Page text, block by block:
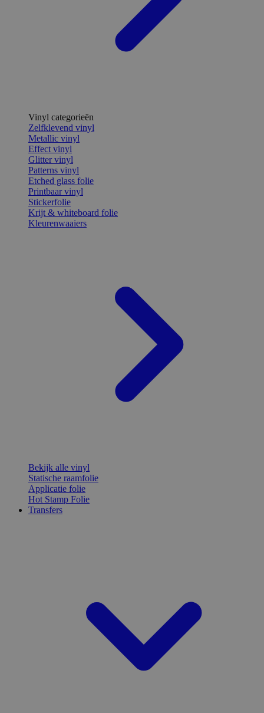
Vinyl categorieën
Zelfklevend vinyl
Metallic vinyl
Effect vinyl
Glitter vinyl
Patterns vinyl
Etched glass folie
Printbaar vinyl
Stickerfolie
Krijt & whiteboard folie
Kleurenwaaiers
Bekijk alle vinyl
Statische raamfolie
Applicatie folie
Hot Stamp Folie
Transfers